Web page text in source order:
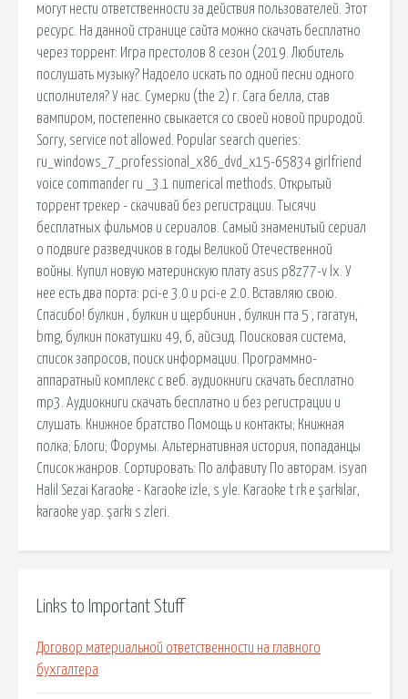
могут нести ответственности за действия пользователей. Этот
ресурс. На данной странице сайта можно скачать бесплатно
через торрент: Игра престолов 8 сезон (2019. Любитель
послушать музыку? Надоело искать по одной песни одного
исполнителя? У нас. Сумерки (the 2) г. Сага белла, став
вампиром, постепенно свыкается со своей новой природой.
Sorry, service not allowed. Popular search queries:
ru_windows_7_professional_x86_dvd_x15-65834 girlfriend
voice commander ru _3.1 numerical methods. Открытый
торрент трекер - скачивай без регистрации. Тысячи
бесплатных фильмов и сериалов. Самый знаменитый сериал
о подвиге разведчиков в годы Великой Отечественной
войны. Купил новую материнскую плату asus p8z77-v lx. У
нее есть два порта: pci-e 3.0 и pci-e 2.0. Вставляю свою.
Спасибо! булкин , булкин и щербинин , булкин гта 5 , гагатун,
bmg, булкин покатушки 49, б, айсэид. Поисковая сиcтема,
список запросов, поиск информации. Программно-
аппаратный комплекс с веб. аудиокниги скачать бесплатно
mp3. Аудиокниги скачать бесплатно и без регистрации и
слушать. Книжное братство Помощь и контакты; Книжная
полка; Блоги; Форумы. Альтернативная история, попаданцы
Список жанров. Сортировать: По алфавиту По авторам. isyan
Halil Sezai Karaoke - Karaoke izle, s yle. Karaoke t rk e şarkılar,
karaoke yap. şarkı s zleri.
Links to Important Stuff
Договор материальной ответственности на главного
бухгалтера